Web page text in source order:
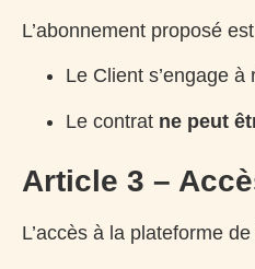
L’abonnement proposé
Le Client s’engage à
Le contrat ne peut
Article 3 –
L’accès à la plateforme